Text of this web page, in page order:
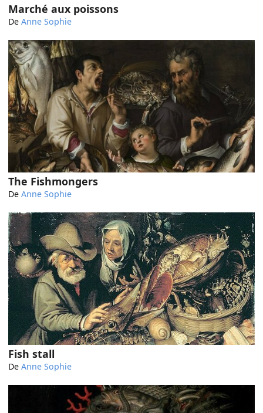
Marché aux poissons
DeAnne Sophie
The Fishmongers
DeAnne Sophie
Fish stall
DeAnne Sophie